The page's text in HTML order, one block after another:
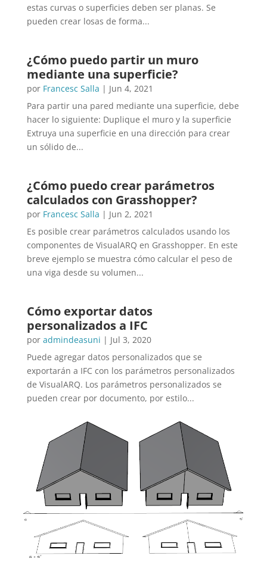
estas curvas o superficies deben ser planas. Se
pueden crear losas de forma...
¿Cómo puedo partir un muro
mediante una superficie?
por Francesc Salla | Jun 4, 2021
Para partir una pared mediante una superficie, debe
hacer lo siguiente: Duplique el muro y la superficie
Extruya una superficie en una dirección para crear
un sólido de...
¿Cómo puedo crear parámetros
calculados con Grasshopper?
por Francesc Salla | Jun 2, 2021
Es posible crear parámetros calculados usando los
componentes de VisualARQ en Grasshopper. En este
breve ejemplo se muestra cómo calcular el peso de
una viga desde su volumen...
Cómo exportar datos
personalizados a IFC
por admindeasuni | Jul 3, 2020
Puede agregar datos personalizados que se
exportarán a IFC con los parámetros personalizados
de VisualARQ. Los parámetros personalizados se
pueden crear por documento, por estilo...